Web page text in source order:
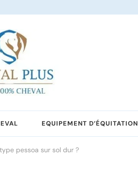
EQUIPEMENT D’ÉQUITATION
pessoa sur sol dur ?